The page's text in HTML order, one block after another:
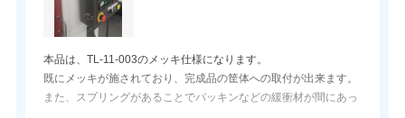
本品は、TL-11-003のメッキ仕様になります。
既にメッキが施されており、完成品の筐体への取付が出来ます。
また、スプリングがあることでパッキンなどの緩衝材が間にあっ